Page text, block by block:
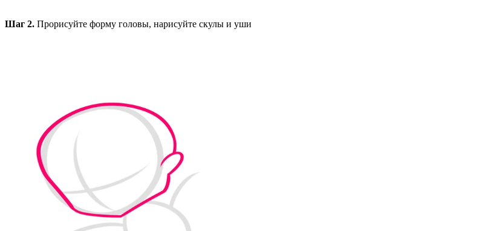
Шаг 2. Прорисуйте форму головы, нарисуйте скулы и уши